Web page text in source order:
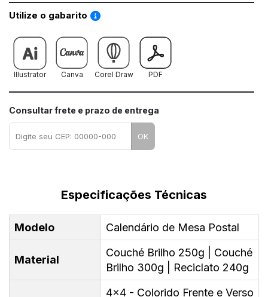
Utilize o gabarito Saiba como utilizar os nossos gabaritos
Illustrator Canva Corel Draw PDF
Consultar frete e prazo de entrega
OK
Especificações Técnicas
Modelo Calendário de Mesa Postal
Material
Couché Brilho 250g | Couché
Brilho 300g | Reciclato 240g
4x4 - Colorido Frente e Verso